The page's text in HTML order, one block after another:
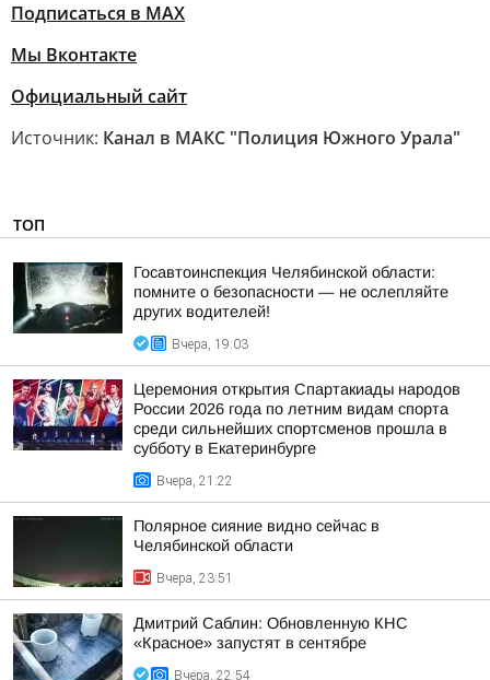
Подписаться в МАХ
Мы Вконтакте
Официальный сайт
Источник: Канал в МАКС "Полиция Южного Урала"
ТОП
Госавтоинспекция Челябинской области:
помните о безопасности — не ослепляйте
других водителей!
Вчера, 19:03
Церемония открытия Спартакиады народов
России 2026 года по летним видам спорта
среди сильнейших спортсменов прошла в
субботу в Екатеринбурге
Вчера, 21:22
Полярное сияние видно сейчас в
Челябинской области
Вчера, 23:51
Дмитрий Саблин: Обновленную КНС
«Красное» запустят в сентябре
Вчера, 22:54